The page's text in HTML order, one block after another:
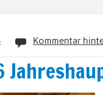
Kommentar